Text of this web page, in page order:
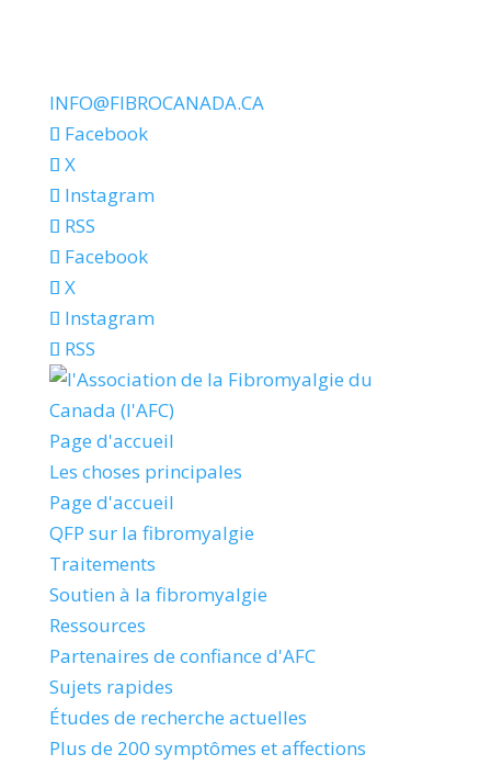
INFO@FIBROCANADA.CA
Facebook
X
Instagram
RSS
Facebook
X
Instagram
RSS
Page d'accueil
Les choses principales
Page d'accueil
QFP sur la fibromyalgie
Traitements
Soutien à la fibromyalgie
Ressources
Partenaires de confiance d'AFC
Sujets rapides
Études de recherche actuelles
Plus de 200 symptômes et affections